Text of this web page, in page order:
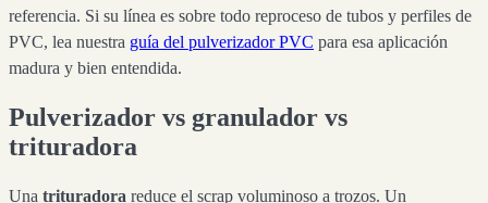
referencia. Si su línea es sobre todo reproceso de tubos y perfiles de
PVC, lea nuestra guía del pulverizador PVC para esa aplicación
madura y bien entendida.
Pulverizador vs granulador vs
trituradora
Una trituradora reduce el scrap voluminoso a trozos. Un